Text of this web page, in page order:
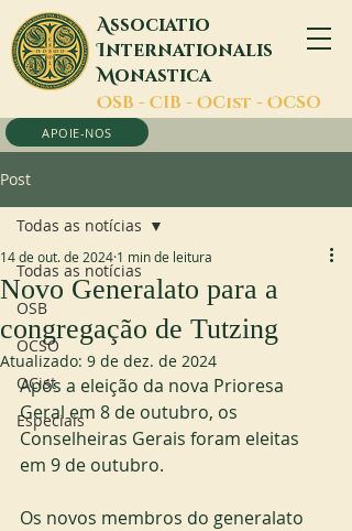
Associatio
Internationalis
Monastica
OSB - CIB - OCist - OCSO
APOIE-NOS
Post
Todas as notícias
OSB
OCSO
OCist
Especiais
Todas as notícias
Novo Generalato para a
congregação de Tutzing
14 de out. de 2024 1 min de leitura
Atualizado: 9 de dez. de 2024
Após a eleição da nova Prioresa
Geral em 8 de outubro, os
Conselheiras Gerais foram eleitas
em 9 de outubro.
Os novos membros do generalato